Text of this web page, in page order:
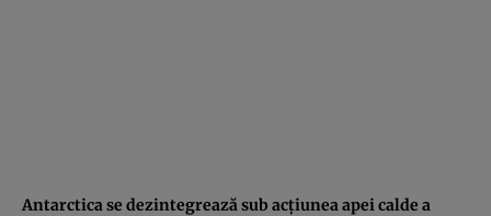
Antarctica se dezintegrează sub acţiunea apei calde a